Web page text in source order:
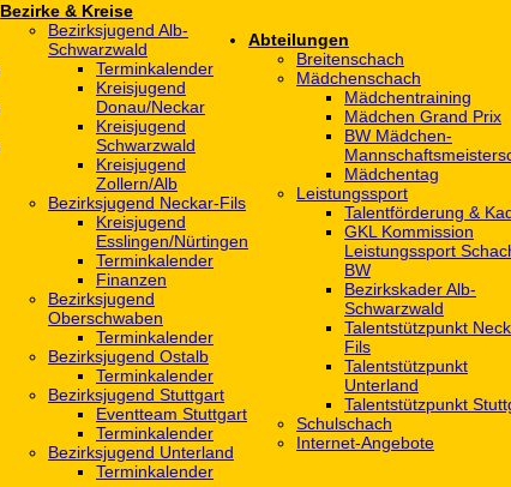
Bezirke & Kreise
Bezirksjugend Alb-
Schwarzwald
Terminkalender
Kreisjugend
Donau/Neckar
Kreisjugend
Schwarzwald
Kreisjugend
Zollern/Alb
Bezirksjugend Neckar-Fils
Kreisjugend
‎Esslingen/Nürtingen
Terminkalender
Finanzen
Bezirksjugend
Oberschwaben
Terminkalender
Bezirksjugend Ostalb
Terminkalender
Bezirksjugend Stuttgart
‎Eventteam Stuttgart
Terminkalender
Bezirksjugend Unterland
Terminkalender
Abteilungen
Breitenschach
Mädchenschach
Mädchentraining
Mädchen Grand Prix
BW Mädchen-
Mädchentag
Leistungssport
Talentförderung &
GKL Kommission
Leistungssport
BW
Bezirkskader Alb-
Schwarzwald
Talentstützpunkt
Fils
Talentstützpunkt
Unterland
Talentstützpunkt
Schulschach
Internet-Angebote